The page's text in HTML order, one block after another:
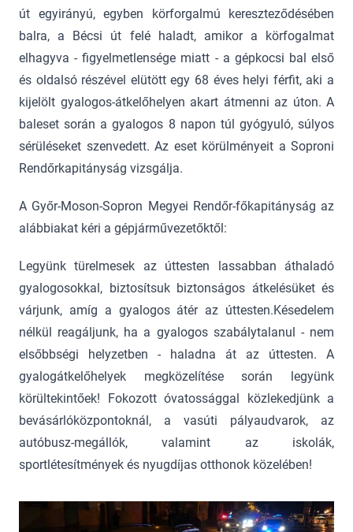
út egyirányú, egyben körforgalmú kereszteződésében
balra, a Bécsi út felé haladt, amikor a körfogalmat
elhagyva - figyelmetlensége miatt - a gépkocsi bal első
és oldalsó részével elütött egy 68 éves helyi férfit, aki a
kijelölt gyalogos-átkelőhelyen akart átmenni az úton. A
baleset során a gyalogos 8 napon túl gyógyuló, súlyos
sérüléseket szenvedett. Az eset körülményeit a Soproni
Rendőrkapitányság vizsgálja.
A Győr-Moson-Sopron Megyei Rendőr-főkapitányság az
alábbiakat kéri a gépjárművezetőktől:
Legyünk türelmesek az úttesten lassabban áthaladó
gyalogosokkal, biztosítsuk biztonságos átkelésüket és
várjunk, amíg a gyalogos átér az úttesten.Késedelem
nélkül reagáljunk, ha a gyalogos szabálytalanul - nem
elsőbbségi helyzetben - haladna át az úttesten. A
gyalogátkelőhelyek megközelítése során legyünk
körültekintőek! Fokozott óvatossággal közlekedjünk a
bevásárlóközpontoknál, a vasúti pályaudvarok, az
autóbusz-megállók, valamint az iskolák,
sportlétesítmények és nyugdíjas otthonok közelében!